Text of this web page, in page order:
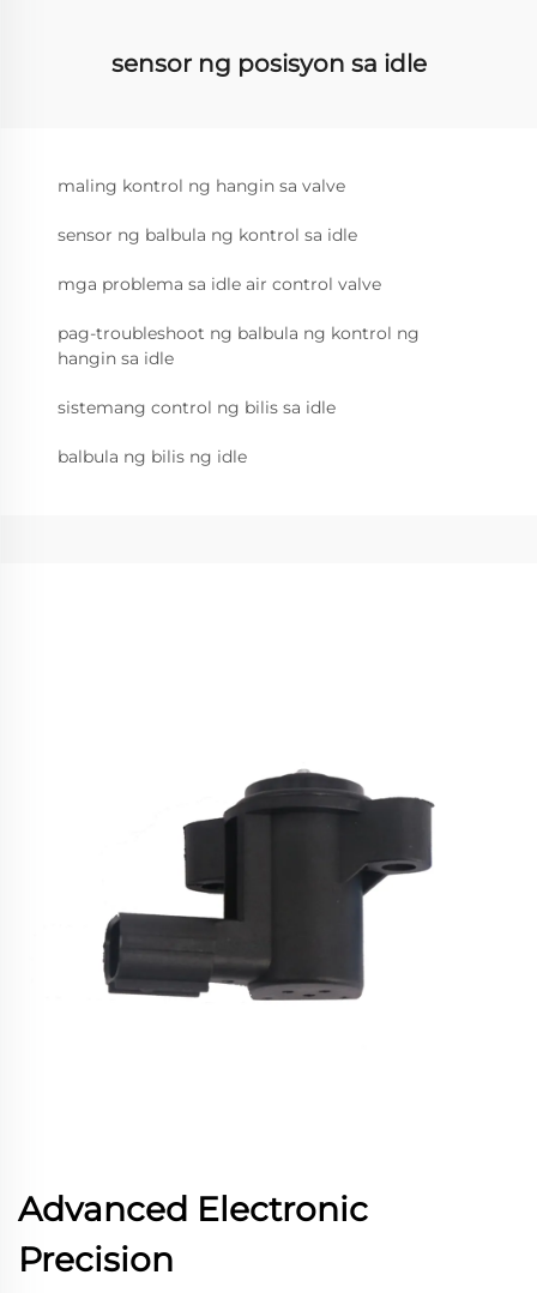
sensor ng posisyon sa idle
maling kontrol ng hangin sa valve
sensor ng balbula ng kontrol sa idle
mga problema sa idle air control valve
pag-troubleshoot ng balbula ng kontrol ng
hangin sa idle
sistemang control ng bilis sa idle
balbula ng bilis ng idle
Advanced Electronic
Precision